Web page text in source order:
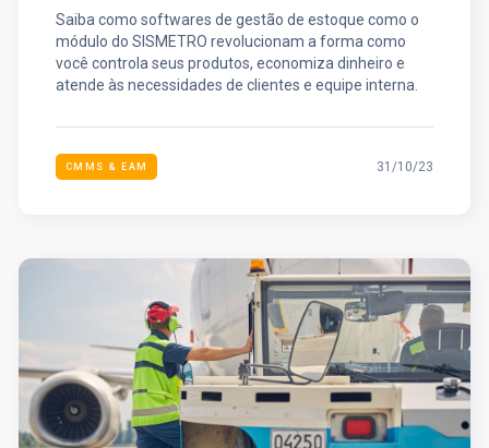
Saiba como softwares de gestão de estoque como o
módulo do SISMETRO revolucionam a forma como
você controla seus produtos, economiza dinheiro e
atende às necessidades de clientes e equipe interna.
CMMS & EAM 31/10/23